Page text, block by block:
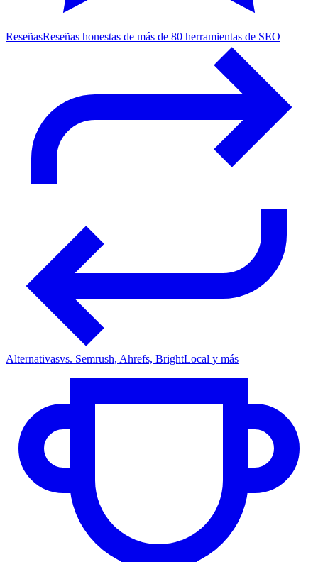
ReseñasReseñas honestas de más de 80 herramientas de SEO
Alternativasvs. Semrush, Ahrefs, BrightLocal y más